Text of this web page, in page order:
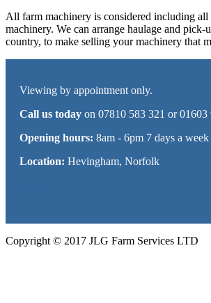
All farm machinery is considered including all
machinery. We can arrange haulage and pick-
country, to make selling your machinery that
Viewing by appointment only.
Call us today on 07810 583 321 or 01603
Opening hours: 8am - 6pm 7 days a week
Location: Hevingham, Norfolk
Copyright © 2017 JLG Farm Services LTD